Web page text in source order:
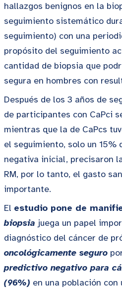
hallazgos benignos en la
seguimiento sistemático
seguimiento) con una
propósito del seguimiento
cantidad de biopsia que
segura en hombres con
Después de los 3 años de
de participantes con CaPci
mientras que la de CaPcs
el seguimiento, solo un 15%
negativa inicial, precisaron
RM, por lo tanto, el gasto
importante.
El estudio pone de
biopsia juega un papel
diagnóstico del cáncer de
oncológicamente seguro
predictivo negativo para
(96%) en una población con